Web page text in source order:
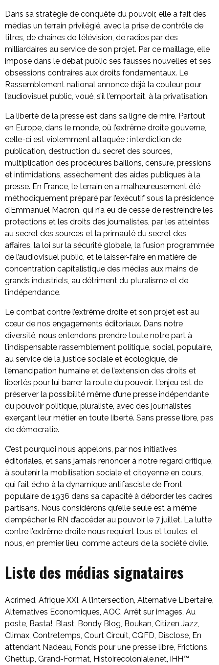
Dans sa stratégie de conquête du pouvoir, elle a fait des
médias un terrain privilégié, avec la prise de contrôle de
titres, de chaînes de télévision, de radios par des
milliardaires au service de son projet. Par ce maillage, elle
impose dans le débat public ses fausses nouvelles et ses
obsessions contraires aux droits fondamentaux. Le
Rassemblement national annonce déjà la couleur pour
l’audiovisuel public, voué, s’il l’emportait, à la privatisation.
La liberté de la presse est dans sa ligne de mire. Partout
en Europe, dans le monde, où l’extrême droite gouverne,
celle-ci est violemment attaquée : interdiction de
publication, destruction du secret des sources,
multiplication des procédures baillons, censure, pressions
et intimidations, assèchement des aides publiques à la
presse. En France, le terrain en a malheureusement été
méthodiquement préparé par l’exécutif sous la présidence
d’Emmanuel Macron, qui n’a eu de cesse de restreindre les
protections et les droits des journalistes, par les atteintes
au secret des sources et la primauté du secret des
affaires, la loi sur la sécurité globale, la fusion programmée
de l’audiovisuel public, et le laisser-faire en matière de
concentration capitalistique des médias aux mains de
grands industriels, au détriment du pluralisme et de
l’indépendance.
Le combat contre l’extrême droite et son projet est au
cœur de nos engagements éditoriaux. Dans notre
diversité, nous entendons prendre toute notre part à
l’indispensable rassemblement politique, social, populaire,
au service de la justice sociale et écologique, de
l’émancipation humaine et de l’extension des droits et
libertés pour lui barrer la route du pouvoir. L’enjeu est de
préserver la possibilité même d’une presse indépendante
du pouvoir politique, pluraliste, avec des journalistes
exerçant leur métier en toute liberté. Sans presse libre, pas
de démocratie.
C’est pourquoi nous appelons, par nos initiatives
éditoriales, et sans jamais renoncer à notre regard critique,
à soutenir la mobilisation sociale et citoyenne en cours,
qui fait écho à la dynamique antifasciste de Front
populaire de 1936 dans sa capacité à déborder les cadres
partisans. Nous considérons qu’elle seule est à même
d’empêcher le RN d’accéder au pouvoir le 7 juillet. La lutte
contre l’extrême droite nous requiert tous et toutes, et
nous, en premier lieu, comme acteurs de la société civile.
Liste des médias signataires
Acrimed, Afrique XXI, A l’intersection, Alternative Libertaire,
Alternatives Economiques, AOC, Arrêt sur images, Au
poste, Basta!, Blast, Bondy Blog, Boukan, Citizen Jazz,
Climax, Contretemps, Court Circuit, CQFD, Disclose, En
attendant Nadeau, Fonds pour une presse libre, Frictions,
Ghettup, Grand-Format, Histoirecoloniale.net, iHH™